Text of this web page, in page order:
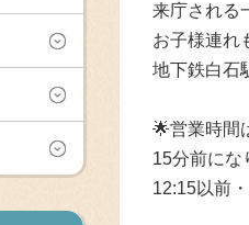
来庁される
お子様連れ
地下鉄白石
🌟営業時間
15分前にな
12:15以前